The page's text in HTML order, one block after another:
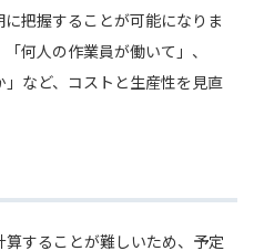
把握することが可能になりま
何人の作業員が働いて」、
」など、コストと生産性を見直
することが難しいため、予定